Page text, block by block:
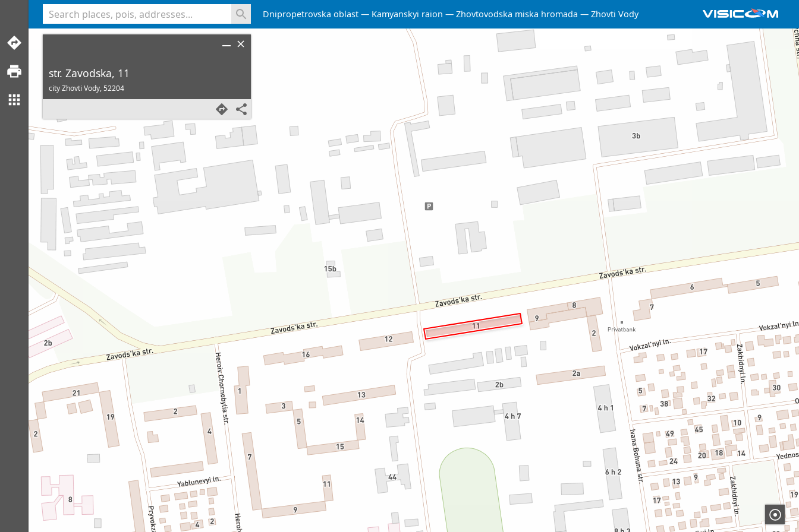
Dnipropetrovska oblast Kamyanskyi raion Zhovtovodska miska hromada Zhovti Vody
str. Zavodska, 11
city Zhovti Vody,52204
<% console.log(hcard) %>